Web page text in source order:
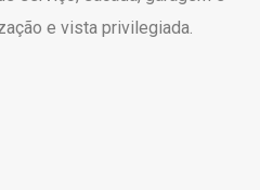
e vista privilegiada.